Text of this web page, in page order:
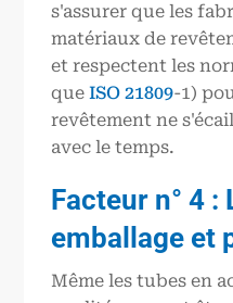
s'assurer que les
matériaux de
et respectent les
queISO 21809-1)
revêtement ne
avec le temps.
Facteur n° 4 :
emballage et
Même les tubes en